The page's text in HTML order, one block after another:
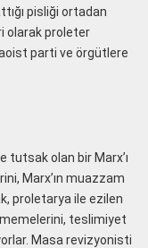
pisliği ortadan
olarak proleter
parti ve örgütlere
tutsak olan bir Marx’ı
Marx’ın muazzam
proletarya ile ezilen
teslimiyet
Masa revizyonisti